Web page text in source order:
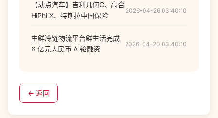
【动点汽车】吉利几何C、高合
HiPhi X、特斯拉中国保险
2026-04-26 03:40:10
生鲜冷链物流平台鲜生活完成
6 亿元人民币 A 轮融资
2026-04-20 03:40:10
← 返回